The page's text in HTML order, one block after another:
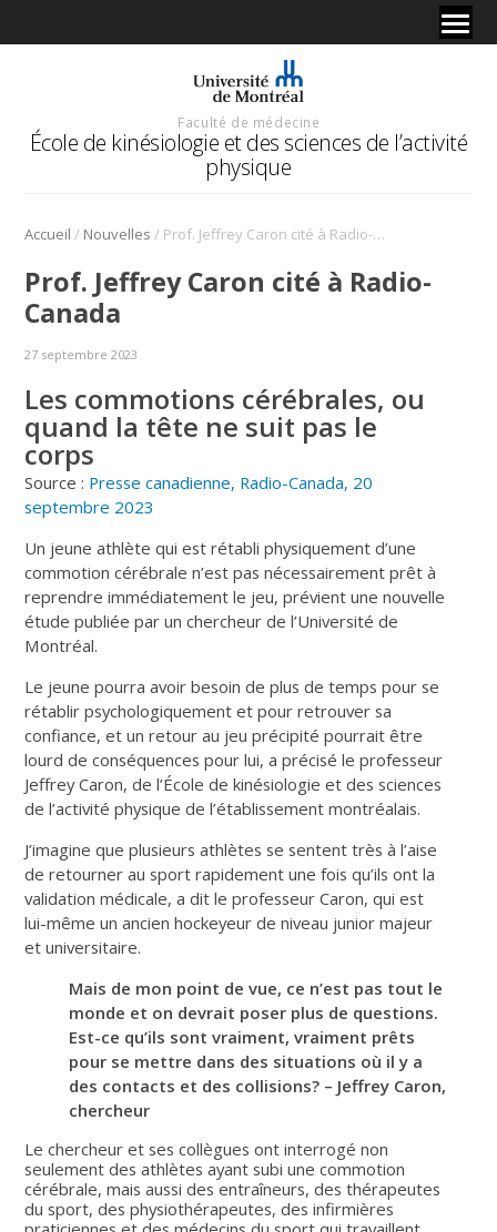
Faculté de médecine
École de kinésiologie et des sciences de l’activité
physique
Accueil / Nouvelles / Prof. Jeffrey Caron cité à Radio-Canada
Prof. Jeffrey Caron cité à Radio-
Canada
27 septembre 2023
Les commotions cérébrales, ou
quand la tête ne suit pas le
corps
Source : Presse canadienne, Radio-Canada, 20
septembre 2023
Un jeune athlète qui est rétabli physiquement d’une
commotion cérébrale n’est pas nécessairement prêt à
reprendre immédiatement le jeu, prévient une nouvelle
étude publiée par un chercheur de l’Université de
Montréal.
Le jeune pourra avoir besoin de plus de temps pour se
rétablir psychologiquement et pour retrouver sa
confiance, et un retour au jeu précipité pourrait être
lourd de conséquences pour lui, a précisé le professeur
Jeffrey Caron, de l’École de kinésiologie et des sciences
de l’activité physique de l’établissement montréalais.
J’imagine que plusieurs athlètes se sentent très à l’aise
de retourner au sport rapidement une fois qu’ils ont la
validation médicale, a dit le professeur Caron, qui est
lui-même un ancien hockeyeur de niveau junior majeur
et universitaire.
Mais de mon point de vue, ce n’est pas tout le
monde et on devrait poser plus de questions.
Est-ce qu’ils sont vraiment, vraiment prêts
pour se mettre dans des situations où il y a
des contacts et des collisions? – Jeffrey Caron,
chercheur
Le chercheur et ses collègues ont interrogé non
seulement des athlètes ayant subi une commotion
cérébrale, mais aussi des entraîneurs, des thérapeutes
du sport, des physiothérapeutes, des infirmières